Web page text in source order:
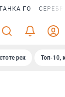
ГО
рек Топ-10,